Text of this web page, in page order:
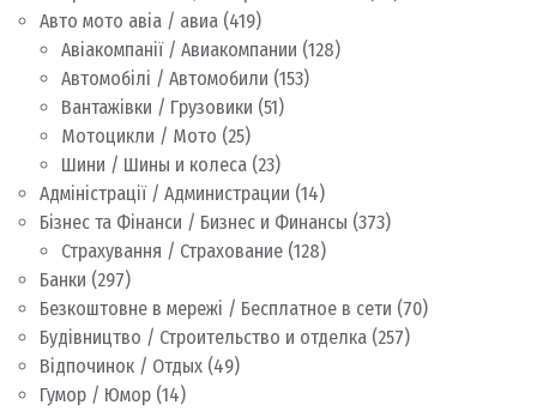
Авто мото авіа / авиа (419)
Авіакомпанії / Авиакомпании (128)
Автомобілі / Автомобили (153)
Вантажівки / Грузовики (51)
Мотоцикли / Мото (25)
Шини / Шины и колеса (23)
Адміністрації / Администрации (14)
Бізнес та Фінанси / Бизнес и Финансы (373)
Страхування / Страхование (128)
Банки (297)
Безкоштовне в мережі / Бесплатное в сети (70)
Будівництво / Строительство и отделка (257)
Відпочинок / Отдых (49)
Гумор / Юмор (14)